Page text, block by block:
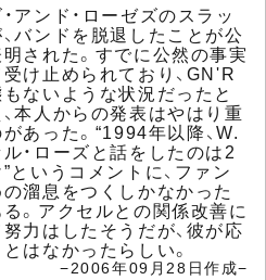
アンド・ローゼズのスラッ
バンドを脱退したことが公
された。すでに公然の事実
け止められており、GN'R
ないような状況だったと
本人からの発表はやはり重
あった。“1994年以降、W.
・ローズと話をしたのは2
というコメントに、ファン
溜息をつくしかなかった
。アクセルとの関係改善に
力はしたそうだが、彼が応
はなかったらしい。
−2006年09月28日作成−